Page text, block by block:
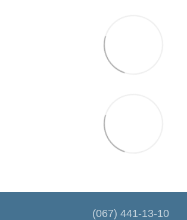
(067) 441-13-10